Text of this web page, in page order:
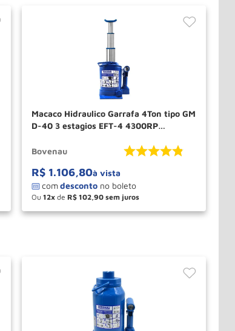
Macaco Hidraulico Garrafa 4Ton tipo GM
D-40 3 estagios EFT-4 4300RP
Bovenau
R$ 1.106,80à vista
Ou 12 de R$ 102, 90
＋
－ COMPRAR